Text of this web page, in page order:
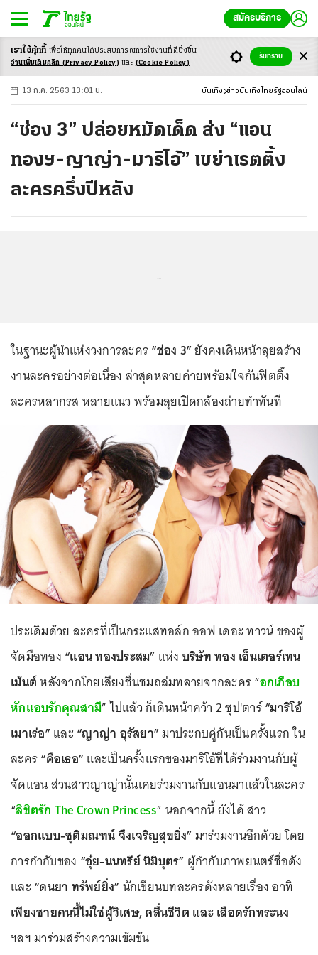
สมัครบริการ
-ก ก ก+
13 ก.ค. 2563 13:01 น. บันเทิง ข่าวบันเทิง ไทยรัฐออนไลน์
“ช่อง 3” ปล่อยหมัดเด็ด ส่ง “แอน
ทองฯ-ญาญ่า-มาริโอ้” เขย่าเรตติ้ง
ละครครึ่งปีหลัง
ในฐานะผู้นำแห่งวงการละคร“ช่อง 3”ยังคงเดินหน้าลุยสร้าง
งานละครอย่างต่อเนื่อง ล่าสุดหลายค่ายพร้อมใจกันฟิตติ้ง
ละครหลากรส หลายแนว พร้อมลุยเปิดกล้องถ่ายทำทันที
ประเดิมด้วย ละครที่เป็นกระแสทอล์ก ออฟ เดอะ ทาวน์ ของผู้
จัดมือทอง “แอน ทองประสม” แห่ง บริษัท ทอง เอ็นเตอร์เทน
เม้นต์หลังจากโกยเสียงชื่นชมถล่มทลายจากละคร “อกเกือบ
หักแอบรักคุณสามี” ไปแล้ว ก็เดินหน้าคว้า 2 ซุป'ตาร์“มาริโอ้
เมาเร่อ” และ“ญาญ่า อุรัสยา”มาประกบคู่กันเป็นครั้งแรก ใน
ละคร“คือเธอ” และเป็นครั้งแรกของมาริโอ้ที่ได้ร่วมงานกับผู้
จัดแอน ส่วนสาวญาญ่านั้นเคยร่วมงานกับแอนมาแล้วในละคร
“ลิขิตรัก The Crown Princess” นอกจากนี้ ยังได้ สาว
“ออกแบบ-ชุติมณฑน์ จึงเจริญสุขยิ่ง” มาร่วมงานอีกด้วย โดย
การกำกับของ “อุ๋ย-นนทรีย์ นิมิบุตร” ผู้กำกับภาพยนตร์ชื่อดัง
และ“ดนยา ทรัพย์ยิ่ง” นักเขียนบทละครดังหลายเรื่อง อาทิ
เพียงชายคนนี้ไม่ใช่ผู้วิเศษ, คลื่นชีวิต และ เลือดรักทระนง
ฯลฯ มาร่วมสร้างความเข้มข้น
เราใช้คุ้กกี้ เพื่อให้ทุกคนได้ประสบการณ์การใช้งานที่ดียิ่งขึ้น
อ่านเพิ่มเติมคลิก (Privacy Policy) และ (Cookie Policy)
รับทราบ